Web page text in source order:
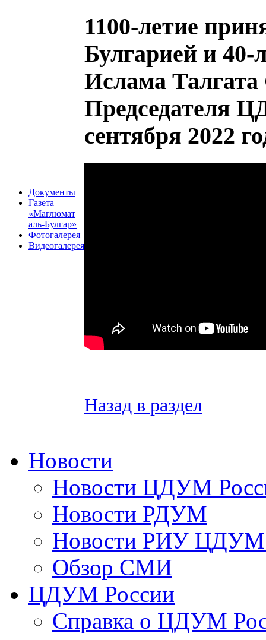
Документы
Газета
«Маглюмат
аль-Булгар»
Фотогалерея
Видеогалерея
1100-летие
Булгарией и
Ислама
Председателя
сентября 2022
Назад в раздел
Новости
Новости ЦДУМ
Новости РДУМ
Новости РИУ ЦДУМ
Обзор СМИ
ЦДУМ России
Справка о ЦДУМ